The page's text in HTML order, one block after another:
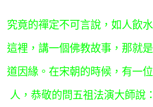
究竟的禪定不可言說，如人飲
這裡，講一個佛教故事，那就
道因緣。在宋朝的時候，有一
人，恭敬的問五祖法演大師說